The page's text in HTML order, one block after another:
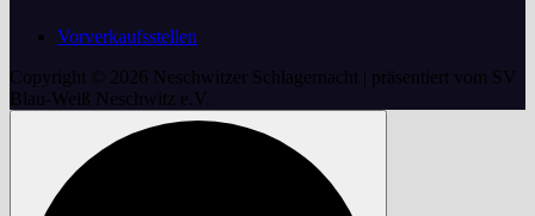
Vorverkaufsstellen
Copyright © 2026 Neschwitzer Schlagernacht | präsentiert vom SV
Blau-Weiß Neschwitz e.V.